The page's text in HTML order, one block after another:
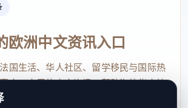
欧洲中文资讯入口
国生活、华人社区、留学移民与国际热
实、实用的中文资讯，帮助海外华人快